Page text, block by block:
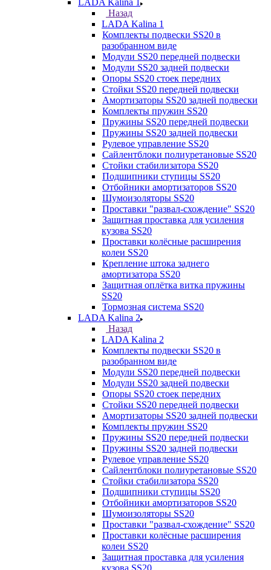
LADA Kalina 1
Назад
LADA Kalina 1
Комплекты подвески SS20 в
разобранном виде
Модули SS20 передней подвески
Модули SS20 задней подвески
Опоры SS20 стоек передних
Стойки SS20 передней подвески
Амортизаторы SS20 задней подвески
Комплекты пружин SS20
Пружины SS20 передней подвески
Пружины SS20 задней подвески
Рулевое управление SS20
Сайлентблоки полиуретановые SS20
Стойки стабилизатора SS20
Подшипники ступицы SS20
Отбойники амортизаторов SS20
Шумоизоляторы SS20
Проставки "развал-схождение" SS20
Защитная проставка для усиления
кузова SS20
Проставки колёсные расширения
колеи SS20
Крепление штока заднего
амортизатора SS20
Защитная оплётка витка пружины
SS20
Тормозная система SS20
LADA Kalina 2
Назад
LADA Kalina 2
Комплекты подвески SS20 в
разобранном виде
Модули SS20 передней подвески
Модули SS20 задней подвески
Опоры SS20 стоек передних
Стойки SS20 передней подвески
Амортизаторы SS20 задней подвески
Комплекты пружин SS20
Пружины SS20 передней подвески
Пружины SS20 задней подвески
Рулевое управление SS20
Сайлентблоки полиуретановые SS20
Стойки стабилизатора SS20
Подшипники ступицы SS20
Отбойники амортизаторов SS20
Шумоизоляторы SS20
Проставки "развал-схождение" SS20
Проставки колёсные расширения
колеи SS20
Защитная проставка для усиления
кузова SS20